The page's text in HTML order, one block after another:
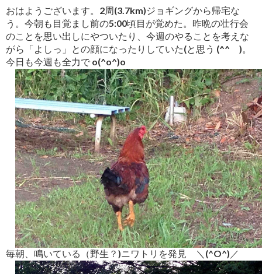
おはようございます。2周(3.7km)ジョギングから帰宅な
う。今朝も目覚まし前の5:00頃目が覚めた。昨晩の壮行会
のことを思い出しにやついたり、今週のやることを考えな
がら「よしっ」との顔になったりしていた(と思う (^^ゞ)。
今日も今週も全力で o(^o^)o
毎朝、鳴いている（野生？)ニワトリを発見 ＼(^O^)／